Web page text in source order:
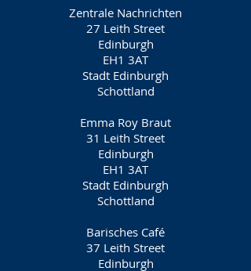
Zentrale Nachrichten
27 Leith Street
Edinburgh
EH1 3AT
Stadt Edinburgh
Schottland
Emma Roy Braut
31 Leith Street
Edinburgh
EH1 3AT
Stadt Edinburgh
Schottland
Barisches Café
37 Leith Street
Edinburgh